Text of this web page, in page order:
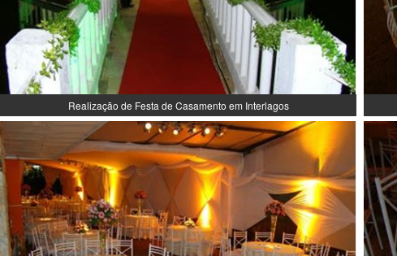
Realização de Festa de Casamento em Interlagos